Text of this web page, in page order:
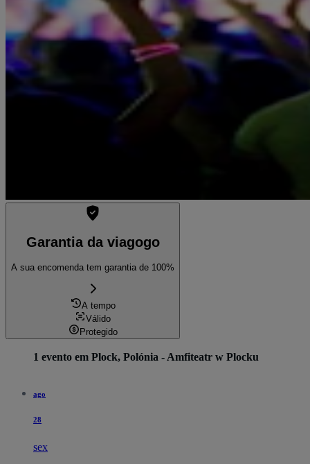
Garantia da viagogo
A sua encomenda tem garantia de 100%
A tempo
Válido
Protegido
1 evento em Plock, Polónia - Amfiteatr w Plocku
ago
28
sex